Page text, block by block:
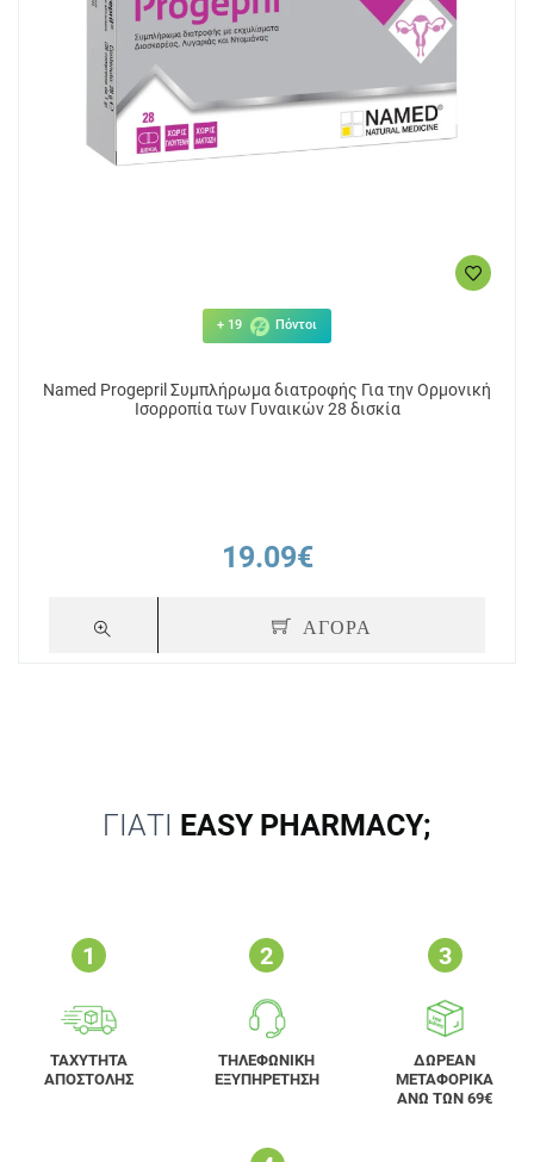
+ 19 Πόντοι
Named Progepril Συμπλήρωμα διατροφής Για την Ορμονική
Ισορροπία των Γυναικών 28 δισκία
19.09€
ΑΓΟΡΑ
ΓΙΑΤΙ EASY PHARMACY;
ΤΑΧΥΤΗΤΑ
ΑΠΟΣΤΟΛΗΣ
ΤΗΛΕΦΩΝΙΚΗ
ΕΞΥΠΗΡΕΤΗΣΗ
ΔΩΡΕΑΝ
ΜΕΤΑΦΟΡΙΚΑ
ΑΝΩ ΤΩΝ 69€